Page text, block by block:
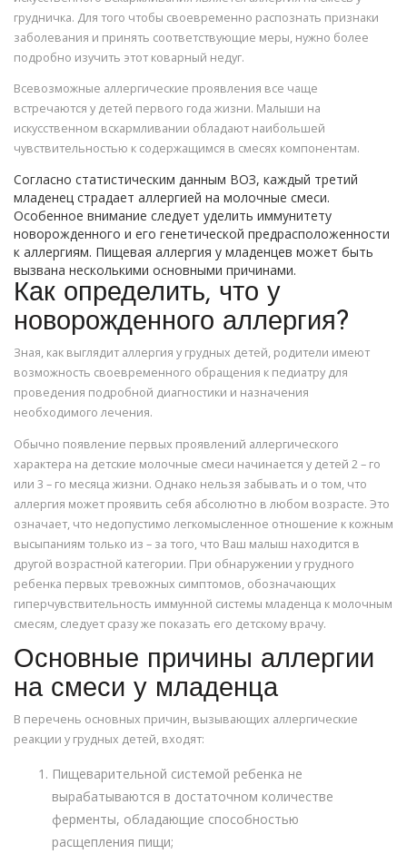
грудничка. Для того чтобы своевременно распознать признаки
заболевания и принять соответствующие меры, нужно более
подробно изучить этот коварный недуг.
Всевозможные аллергические проявления все чаще
встречаются у детей первого года жизни. Малыши на
искусственном вскармливании обладают наибольшей
чувствительностью к содержащимся в смесях компонентам.
Согласно статистическим данным ВОЗ, каждый третий
младенец страдает аллергией на молочные смеси.
Особенное внимание следует уделить иммунитету
новорожденного и его генетической предрасположенности
к аллергиям. Пищевая аллергия у младенцев может быть
вызвана несколькими основными причинами.
Как определить, что у
новорожденного аллергия?
Зная, как выглядит аллергия у грудных детей, родители имеют
возможность своевременного обращения к педиатру для
проведения подробной диагностики и назначения
необходимого лечения.
Обычно появление первых проявлений аллергического
характера на детские молочные смеси начинается у детей 2 – го
или 3 – го месяца жизни. Однако нельзя забывать и о том, что
аллергия может проявить себя абсолютно в любом возрасте. Это
означает, что недопустимо легкомысленное отношение к кожным
высыпаниям только из – за того, что Ваш малыш находится в
другой возрастной категории. При обнаружении у грудного
ребенка первых тревожных симптомов, обозначающих
гиперчувствительность иммунной системы младенца к молочным
смесям, следует сразу же показать его детскому врачу.
Основные причины аллергии
на смеси у младенца
В перечень основных причин, вызывающих аллергические
реакции у грудных детей, входят:
Пищеварительной системой ребенка не
вырабатываются в достаточном количестве
ферменты, обладающие способностью
расщепления пищи;